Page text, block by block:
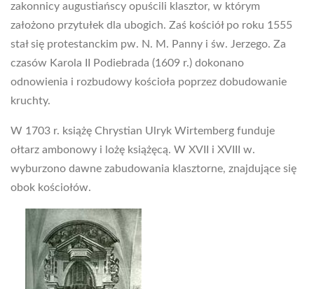
zakonnicy augustiańscy opuścili klasztor, w którym
założono przytułek dla ubogich. Zaś kościół po roku 1555
stał się protestanckim pw. N. M. Panny i św. Jerzego. Za
czasów Karola II Podiebrada (1609 r.) dokonano
odnowienia i rozbudowy kościoła poprzez dobudowanie
kruchty.
W 1703 r. książę Chrystian Ulryk Wirtemberg funduje
ołtarz ambonowy i lożę książęcą. W XVII i XVIII w.
wyburzono dawne zabudowania klasztorne, znajdujące się
obok kościołów.